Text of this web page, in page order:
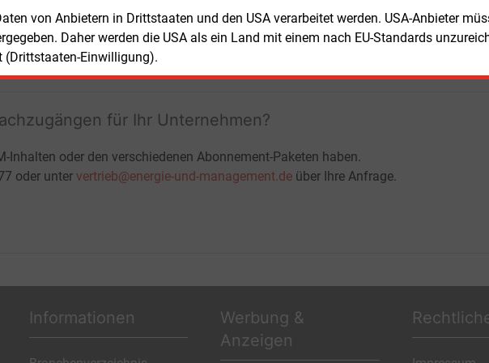
von Anbietern in Drittstaaten und den USA verarbeitet werden. USA-Anbieter
Daher werden die USA als ein Land mit einem nach EU-Standards
(Drittstaaten-Einwilligung).
+ zwei Ausgaben der Zeitung E&M
ohne automatische Verlängerung
JETZT KOSTENLOS TESTEN LOGIN
für Ihr Unternehmen?
Inhalten oder den verschiedenen Abonnement-Paketen haben.
oder unter vertrieb@energie-und-management.de über Ihre Anfrage.
Informationen
Werbung &
Anzeigen